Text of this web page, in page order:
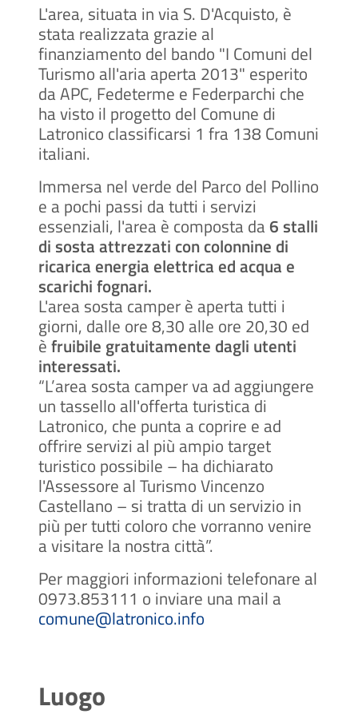
L'area, situata in via S. D'Acquisto, è
stata realizzata grazie al
finanziamento del bando "I Comuni del
Turismo all'aria aperta 2013" esperito
da APC, Fedeterme e Federparchi che
ha visto il progetto del Comune di
Latronico classificarsi 1 fra 138 Comuni
italiani.
Immersa nel verde del Parco del Pollino
e a pochi passi da tutti i servizi
essenziali, l'area è composta da 6 stalli
di sosta attrezzati con colonnine di
ricarica energia elettrica ed acqua e
scarichi fognari.
L'area sosta camper è aperta tutti i
giorni, dalle ore 8,30 alle ore 20,30 ed
èfruibile gratuitamente dagli utenti
interessati.
“L’area sosta camper va ad aggiungere
un tassello all'offerta turistica di
Latronico, che punta a coprire e ad
offrire servizi al più ampio target
turistico possibile – ha dichiarato
l'Assessore al Turismo Vincenzo
Castellano – si tratta di un servizio in
più per tutti coloro che vorranno venire
a visitare la nostra città”.
Per maggiori informazioni telefonare al
0973.853111 o inviare una mail a
comune@latronico.info
Luogo